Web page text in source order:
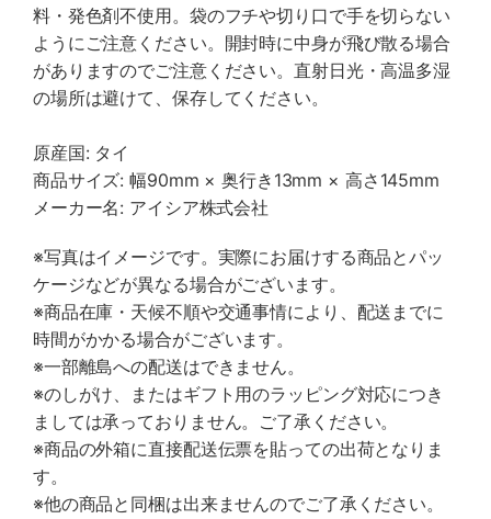
料・発色剤不使用。袋のフチや切り口で手を切らない
ようにご注意ください。開封時に中身が飛び散る場合
がありますのでご注意ください。直射日光・高温多湿
の場所は避けて、保存してください。
原産国: タイ
商品サイズ: 幅90mm × 奥行き13mm × 高さ145mm
メーカー名: アイシア株式会社
※写真はイメージです。実際にお届けする商品とパッ
ケージなどが異なる場合がございます。
※商品在庫・天候不順や交通事情により、配送までに
時間がかかる場合がございます。
※一部離島への配送はできません。
※のしがけ、またはギフト用のラッピング対応につき
ましては承っておりません。ご了承ください。
※商品の外箱に直接配送伝票を貼っての出荷となりま
す。
※他の商品と同梱は出来ませんのでご了承ください。